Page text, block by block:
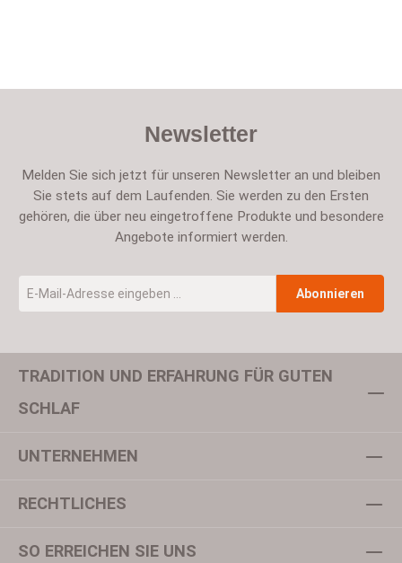
Newsletter
Melden Sie sich jetzt für unseren Newsletter an und bleiben
Sie stets auf dem Laufenden. Sie werden zu den Ersten
gehören, die über neu eingetroffene Produkte und besondere
Angebote informiert werden.
Abonnieren
Um weiterzugehen, geben Sie die oben abgebildeten Zeichen ein
genommen und die
TRADITION UND ERFAHRUNG FÜR GUTEN
SCHLAF
SO ERREICHEN SIE UNS
UNTERNEHMEN
RECHTLICHES